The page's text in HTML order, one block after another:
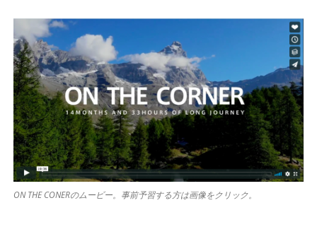
ON THE CONERのムービー。事前予習する方は画像をクリック。